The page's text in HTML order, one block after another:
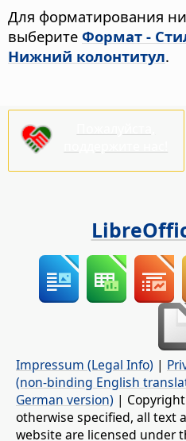
Для форматирования
выберите Формат -
Нижний колонтитул.
Impressum (Legal Info) |
(non-binding English
German version) |
otherwise specified, all text
website are licensed under